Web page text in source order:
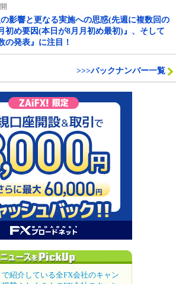
影響と更なる実施への思惑(先週に複数回の
初め要因(本日が8月月初め最初)』、そして
の発表』に注目！
>>>バックナンバー一覧
で紹介している全FX会社のキャン